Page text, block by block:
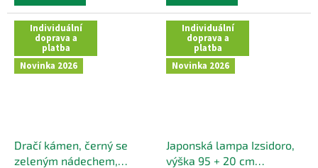
Individuální
doprava a
platba
Novinka 2026
Dračí kámen, černý se
zeleným nádechem,
Individuální
doprava a
platba
Novinka 2026
Japonská lampa Izsidoro,
výška 95 + 20 cm